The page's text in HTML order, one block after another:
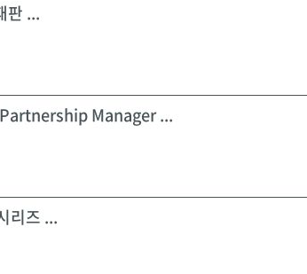
판 ...
Manager ...
리즈 ...